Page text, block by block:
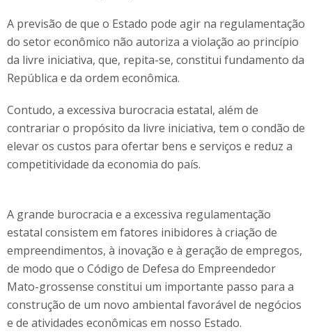
A previsão de que o Estado pode agir na regulamentação
do setor econômico não autoriza a violação ao princípio
da livre iniciativa, que, repita-se, constitui fundamento da
República e da ordem econômica.
Contudo, a excessiva burocracia estatal, além de
contrariar o propósito da livre iniciativa, tem o condão de
elevar os custos para ofertar bens e serviços e reduz a
competitividade da economia do país.
A grande burocracia e a excessiva regulamentação
estatal consistem em fatores inibidores à criação de
empreendimentos, à inovação e à geração de empregos,
de modo que o Código de Defesa do Empreendedor
Mato-grossense constitui um importante passo para a
construção de um novo ambiental favorável de negócios
e de atividades econômicas em nosso Estado.